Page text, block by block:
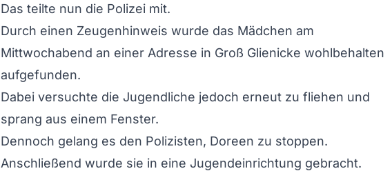
Das teilte nun die Polizei mit.
Durch einen Zeugenhinweis wurde das Mädchen am
Mittwochabend an einer Adresse in Groß Glienicke wohlbehalten
aufgefunden.
Dabei versuchte die Jugendliche jedoch erneut zu fliehen und
sprang aus einem Fenster.
Dennoch gelang es den Polizisten, Doreen zu stoppen.
Anschließend wurde sie in eine Jugendeinrichtung gebracht.